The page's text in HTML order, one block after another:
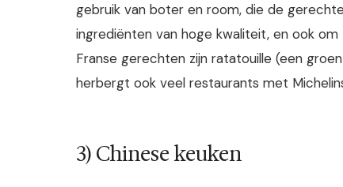
gebruik van boter en room, die de
ingrediënten van hoge kwaliteit, en ook
Franse gerechten zijn ratatouille (een
herbergt ook veel restaurants met
3) Chinese keuken